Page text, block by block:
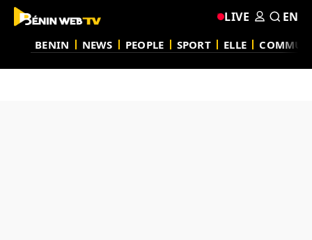
BENIN NEWS PEOPLE SPORT ELLE
LIVE EN